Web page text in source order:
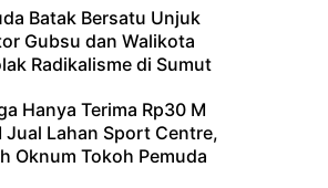
Batak Bersatu Unjuk
Gubsu dan Walikota
Radikalisme di Sumut
Hanya Terima Rp30 M
Jual Lahan Sport Centre,
Oknum Tokoh Pemuda